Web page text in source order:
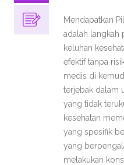
Mendapatkan
adalah langkah
keluhan
efektif tanpa
medis di
terjebak dalam
yang tidak
kesehatan
yang spesifik
yang
melakukan